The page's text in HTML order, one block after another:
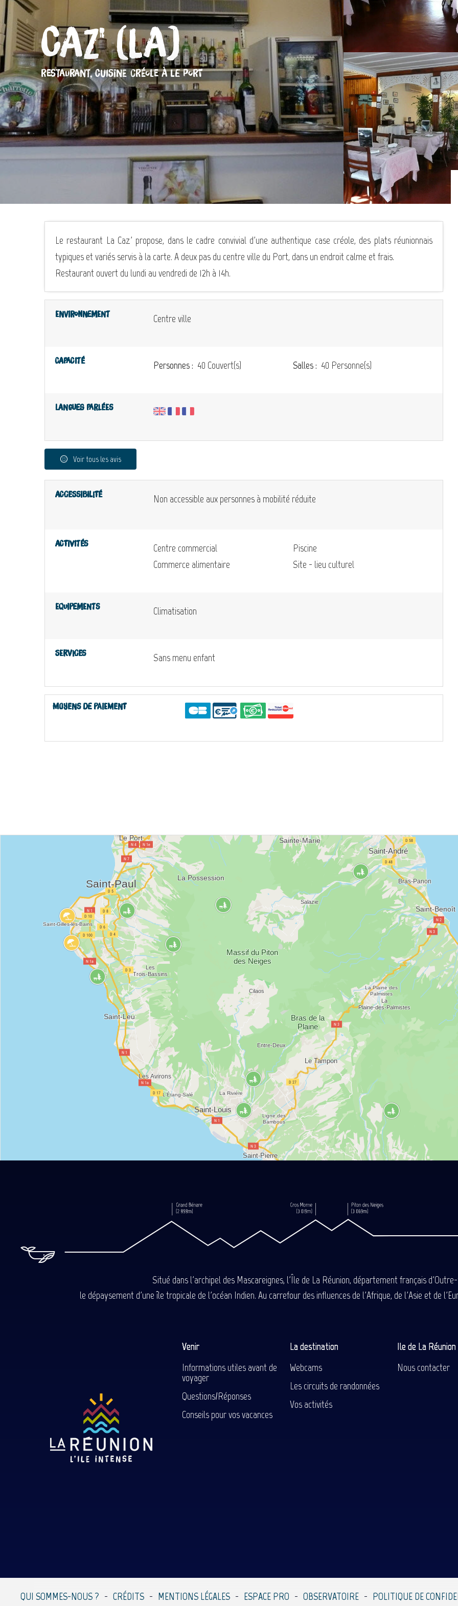
Caz' (La)
RESTAURANT,CUISINE CRÉOLE À LE PORT
Le restaurant La Caz' propose, dans le cadre convivial d'une authentique case créole, des plats réunionnais
typiques et variés servis à la carte. A deux pas du centre ville du Port, dans un endroit calme et frais.
Restaurant ouvert du lundi au vendredi de 12h à 14h.
Environnement Centre ville
Capacité Personnes : 40 Couvert(s) Salles : 40 Personne(s)
Langues parlées
Voir tous les avis
Accessibilité Non accessible aux personnes à mobilité réduite
Activités
Centre commercial
Commerce alimentaire
Piscine
Site - lieu culturel
Equipements Climatisation
Services Sans menu enfant
Moyens de paiement
Situé dans l'archipel des Mascareignes, l'Île de La Réunion, département français
le dépaysement d'une île tropicale de l'océan Indien. Au carrefour des influences de l'Afrique, de l'Asie et de
Venir
Informations utiles avant de
voyager
Questions/Réponses
Conseils pour vos vacances
La destination
Webcams
Les circuits de randonnées
Vos activités
Ile de La
Nous contacter
QUI SOMMES-NOUS ? CRÉDITS MENTIONS LÉGALES ESPACE PRO OBSERVATOIRE POLITIQUE DE